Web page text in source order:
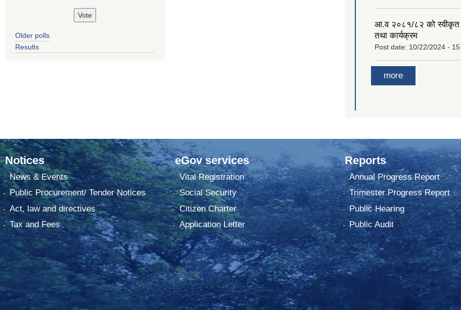
Older polls
Results
आ.व २०८१/८२ को स्वीकृत
तथा कार्यक्रम
Post date: 10/22/2024 -
more
Notices
News & Events
Public Procurement/ Tender Notices
Act, law and directives
Tax and Fees
eGov services
Vital Registration
Social Security
Citizen Charter
Application Letter
Reports
Annual Progress Report
Trimester Progress Report
Public Hearing
Public Audit